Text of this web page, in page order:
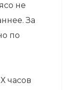
не
За
по
часов